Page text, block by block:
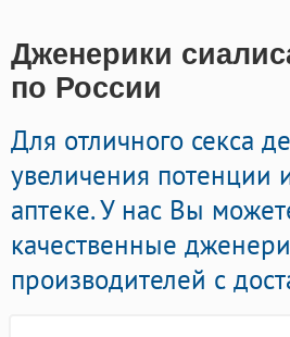
Дженерики
по России
Для отличного секса
увеличения потенции
аптеке. У нас Вы
качественные
производителей с